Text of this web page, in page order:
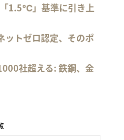
1.5℃」基準に引き上
ットゼロ認定、そのポ
社超える: 鉄鋼、金